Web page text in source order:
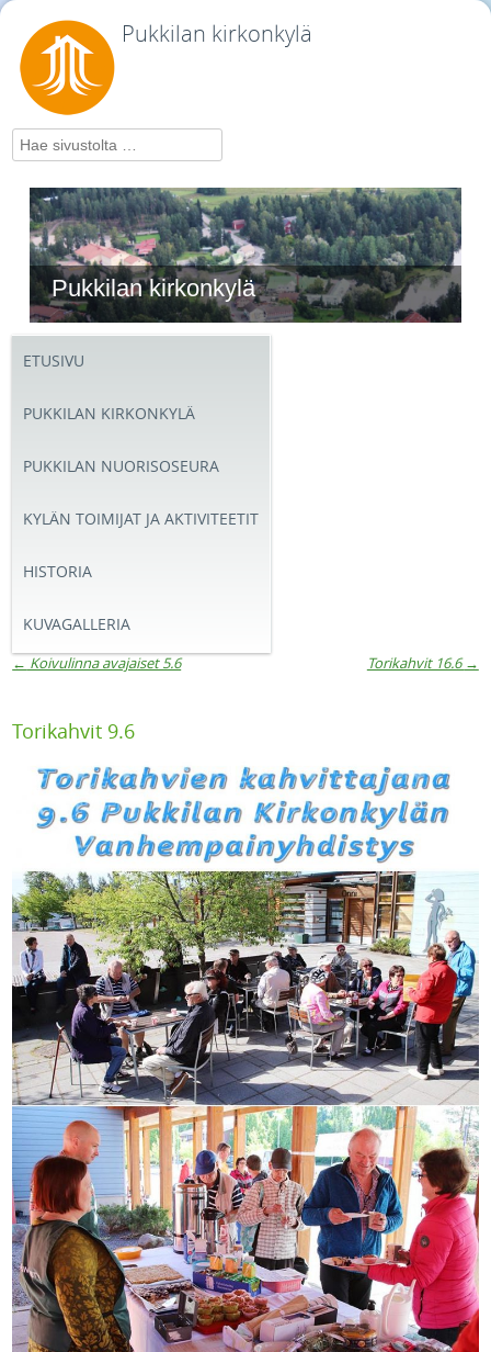
Pukkilan kirkonkylä
Hae
Pukkilan kirkonkylä
ETUSIVU
PUKKILAN KIRKONKYLÄ
PUKKILAN NUORISOSEURA
KYLÄN TOIMIJAT JA AKTIVITEETIT
HISTORIA
KUVAGALLERIA
← Koivulinna avajaiset 5.6 Torikahvit 16.6 →
Torikahvit 9.6